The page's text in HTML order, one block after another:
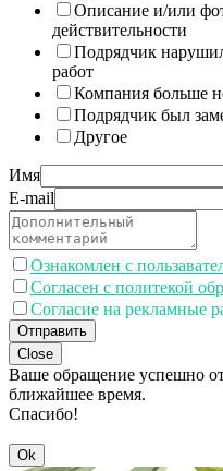
Описание и/или
действительности
Подрядчик
работ
Компания больше
Подрядчик был
Другое
Имя
E-mail
Ознакомлен с
Согласен с политекой
Согласие на рекламные
Отправить
Close
Ваше обращение успешно
ближайшее время.
Спасибо!
Ok